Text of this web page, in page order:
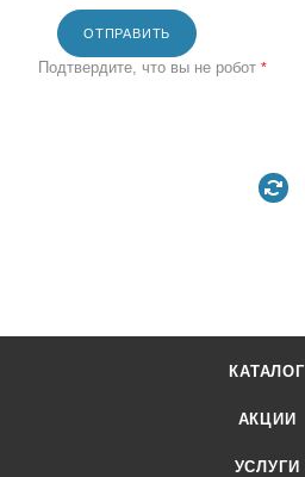
ОТПРАВИТЬ
Подтвердите, что вы не робот *
КАТАЛОГ
АКЦИИ
УСЛУГИ